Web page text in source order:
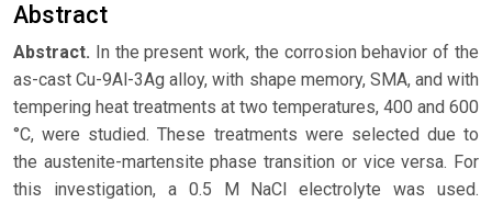
Abstract
Abstract. In the present work, the corrosion behavior of the
as-cast Cu-9Al-3Ag alloy, with shape memory, SMA, and with
tempering heat treatments at two temperatures, 400 and 600
°C, were studied. These treatments were selected due to
the austenite-martensite phase transition or vice versa. For
this investigation, a 0.5 M NaCl electrolyte was used.